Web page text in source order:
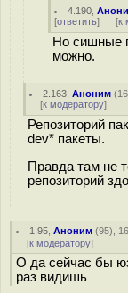
4.190 ,
[ответить] [к
Но сишные
можно.
2.163 ,Аноним (
[к модератору]
Репозиторий
dev* пакеты.
Правда там не
репозиторий
1.95 ,Аноним (95),
[к модератору]
О да сейчас бы
раз видишь